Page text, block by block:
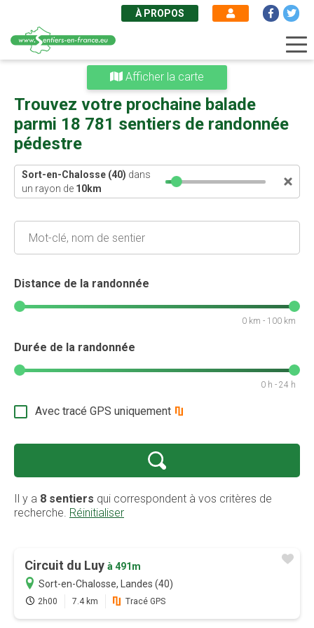
principal
À PROPOS
Trouvez votre prochaine balade
parmi 18 781 sentiers de randonnée
pédestre
Sort-en-Chalosse (40) dans
un rayon de 10km
Distance de la randonnée
0 km - 100 km
Durée de la randonnée
0 h - 24 h
Avec tracé GPS uniquement
Il y a 8 sentiers qui correspondent à vos critères de
recherche. Réinitialiser
Circuit du Luy à 491m
Sort-en-Chalosse, Landes (40)
2h00 7.4 km Tracé GPS
Afficher la carte